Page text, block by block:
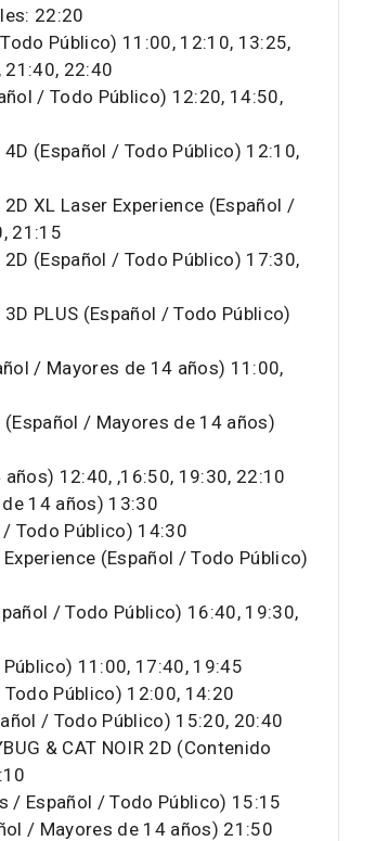
22:20
Todo Público) 11:00, 12:10, 13:25,
21:40, 22:40
/ Todo Público) 12:20, 14:50,
4D (Español / Todo Público) 12:10,
2D XL Laser Experience (Español /
21:15
2D (Español / Todo Público) 17:30,
3D PLUS (Español / Todo Público)
/ Mayores de 14 años) 11:00,
(Español / Mayores de 14 años)
12:40, ,16:50, 19:30, 22:10
de 14 años) 13:30
/ Todo Público) 14:30
Experience (Español / Todo Público)
/ Todo Público) 16:40, 19:30,
Público) 11:00, 17:40, 19:45
Todo Público) 12:00, 14:20
/ Todo Público) 15:20, 20:40
& CAT NOIR 2D (Contenido
/ Español / Todo Público) 15:15
/ Mayores de 14 años) 21:50